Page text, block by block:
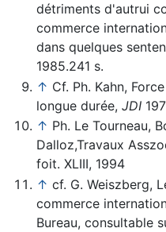
détriments d'autrui
commerce
dans quelques
1985.241 s.
↑ Cf. Ph. Kahn,
longue durée, JDI
↑ Ph. Le Tourneau,
Dalloz,Travaux
foit. XLIII, 1994
↑ cf. G. Weiszberg,
commerce
Bureau, consultable